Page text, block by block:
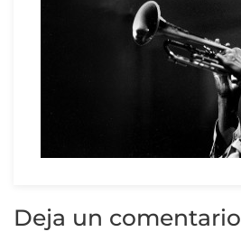
Deja un comentario